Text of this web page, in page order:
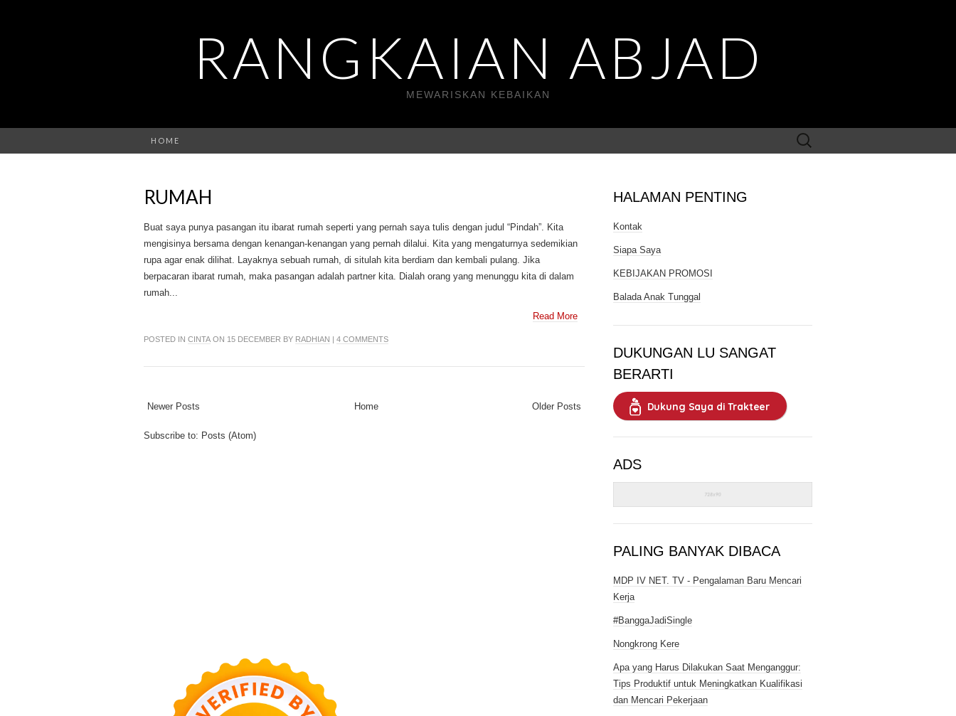
RANGKAIAN ABJAD
MEWARISKAN KEBAIKAN
HOME
Search
for:
RUMAH
Buat saya punya pasangan itu ibarat rumah seperti yang pernah saya tulis dengan judul “Pindah”. Kita
mengisinya bersama dengan kenangan-kenangan yang pernah dilalui. Kita yang mengaturnya sedemikian
rupa agar enak dilihat. Layaknya sebuah rumah, di situlah kita berdiam dan kembali pulang. Jika
berpacaran ibarat rumah, maka pasangan adalah partner kita. Dialah orang yang menunggu kita di dalam
rumah...
Read More
POSTED IN CINTA ON 15 DECEMBER BY RADHIAN | 4 COMMENTS
Newer Posts Older Posts
Home
Subscribe to: Posts (Atom)
HALAMAN PENTING
Kontak
Siapa Saya
KEBIJAKAN PROMOSI
Balada Anak Tunggal
DUKUNGAN LU SANGAT
BERARTI
Dukung Saya di Trakteer
ADS
PALING BANYAK DIBACA
MDP IV NET. TV - Pengalaman Baru Mencari
Kerja
#BanggaJadiSingle
Nongkrong Kere
Apa yang Harus Dilakukan Saat Menganggur:
Tips Produktif untuk Meningkatkan Kualifikasi
dan Mencari Pekerjaan